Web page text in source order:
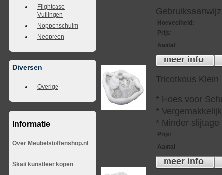
Flightcase
Vullingen
Noppenschuim
Neopreen
Diversen
Overige
Informatie
Over Meubelstoffenshop.nl
Skai/ kunstleer kopen
Hoeveelheid :
Prijs:
Aantal
meer info
Tricotkous Klein
* Hoes voor
*
* Minder slijtage
Prijs:
Aantal
meer info